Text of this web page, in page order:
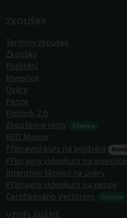
Termíny zkoušek
Zkoušky
Pojištění
Investice
Úvěry
Penze
Flotilník 2.0
Zkouškové testy
Zdarma
RED Master
Přípravný kurz na pojištění
Nové
Přípravný videokurz na investice
Intenzivní školení na úvěry
Přípravný videokurz na penze
Certifikováno Vectorem
Zdarma